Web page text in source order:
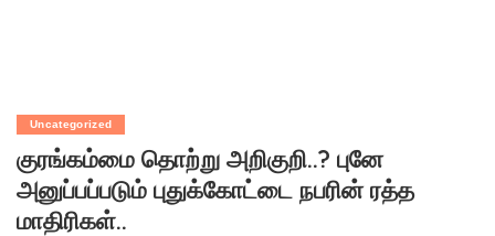
Uncategorized
குரங்கம்மை தொற்று அறிகுறி..? புனே
அனுப்பப்படும் புதுக்கோட்டை நபரின் ரத்த
மாதிரிகள்..